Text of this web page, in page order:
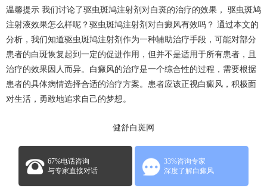
温馨提示 我们讨论了驱虫斑鸠注射剂对白斑的治疗的效果， 驱虫斑鸠
注射液效果怎么样呢？驱虫斑鸠注射剂对白癜风有效吗？ 通过本文的
分析，我们知道驱虫斑鸠注射剂作为一种辅助治疗手段，可能对部分
患者的白斑恢复起到一定的促进作用，但并不是适用于所有患者，且
治疗的效果因人而异。白癜风的治疗是一个综合性的过程，需要根据
患者的具体病情选择合适的治疗方案。患者应该正视白癜风，积极面
对生活，勇敢地追求自己的梦想。
健舒白斑网
67%电话咨询
与专家直接对话
33%咨询专家
深度了解白癜风